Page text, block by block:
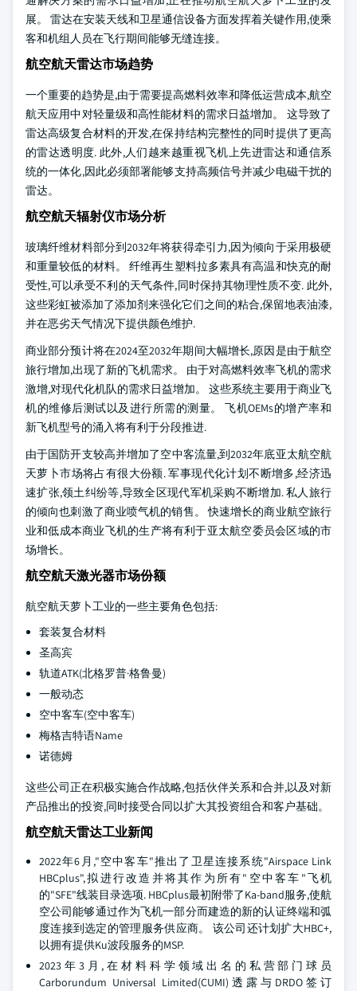
展。 雷达在安装天线和卫星通信设备方面发挥着关键作用,使乘
客和机组人员在飞行期间能够无缝连接。
航空航天雷达市场趋势
一个重要的趋势是,由于需要提高燃料效率和降低运营成本,航空
航天应用中对轻量级和高性能材料的需求日益增加。 这导致了
雷达高级复合材料的开发,在保持结构完整性的同时提供了更高
的雷达透明度. 此外,人们越来越重视飞机上先进雷达和通信系
统的一体化,因此必须部署能够支持高频信号并减少电磁干扰的
雷达。
航空航天辐射仪市场分析
玻璃纤维材料部分到2032年将获得牵引力,因为倾向于采用极硬
和重量较低的材料。 纤维再生塑料拉多素具有高温和快克的耐
受性,可以承受不利的天气条件,同时保持其物理性质不变. 此外,
这些彩虹被添加了添加剂来强化它们之间的粘合,保留地表油漆,
并在恶劣天气情况下提供颜色维护.
商业部分预计将在2024至2032年期间大幅增长,原因是由于航空
旅行增加,出现了新的飞机需求。 由于对高燃料效率飞机的需求
激增,对现代化机队的需求日益增加。 这些系统主要用于商业飞
机的维修后测试以及进行所需的测量。 飞机OEMs的增产率和
新飞机型号的涌入将有利于分段推进.
由于国防开支较高并增加了空中客流量,到2032年底亚太航空航
天萝卜市场将占有很大份额. 军事现代化计划不断增多,经济迅
速扩张,领土纠纷等,导致全区现代军机采购不断增加. 私人旅行
的倾向也刺激了商业喷气机的销售。 快速增长的商业航空旅行
业和低成本商业飞机的生产将有利于亚太航空委员会区域的市
场增长。
航空航天激光器市场份额
航空航天萝卜工业的一些主要角色包括:
套装复合材料
圣高宾
轨道ATK(北格罗普·格鲁曼)
一般动态
空中客车(空中客车)
梅格吉特语Name
诺德姆
这些公司正在积极实施合作战略,包括伙伴关系和合并,以及对新
产品推出的投资,同时接受合同以扩大其投资组合和客户基础。
航空航天雷达工业新闻
2022年6月,"空中客车"推出了卫星连接系统"Airspace Link
HBCplus",拟进行改造并将其作为所有"空中客车"飞机
的"SFE"线装目录选项. HBCplus最初附带了Ka-band服务,使航
空公司能够通过作为飞机一部分而建造的新的认证终端和弧
度连接到选定的管理服务供应商。 该公司还计划扩大HBC+,
以拥有提供Ku波段服务的MSP.
2023年3月,在材料科学领域出名的私营部门球员
Carborundum Universal Limited(CUMI)透露与DRDO签订